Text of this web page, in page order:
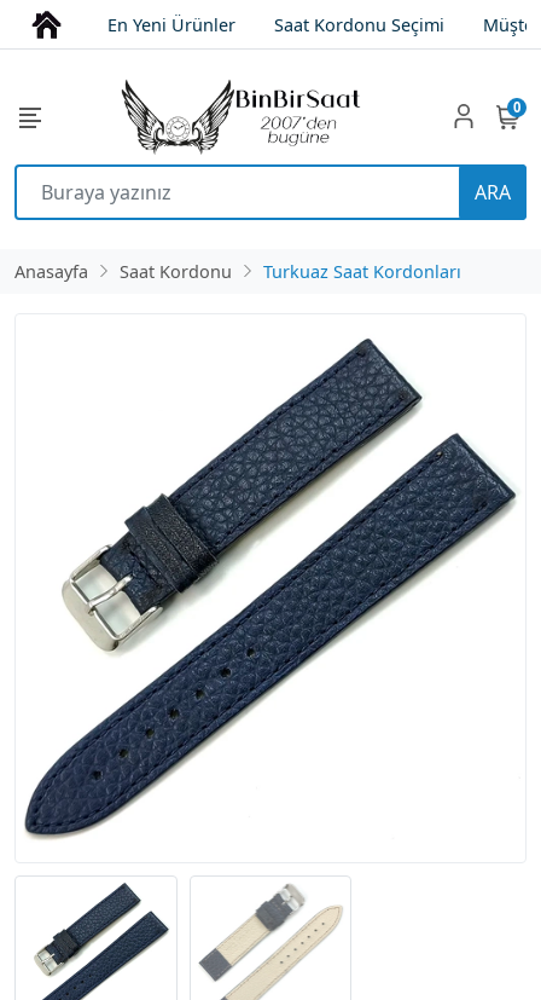
En Yeni Ürünler Saat Kordonu Seçimi
ARA
0
Anasayfa Saat Kordonu Turkuaz Saat Kordonları